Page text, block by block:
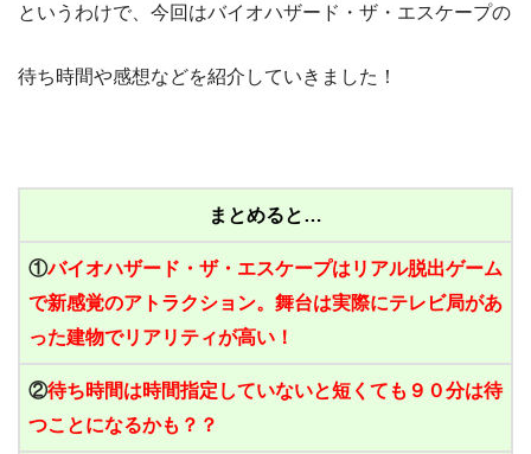
というわけで、今回はバイオハザード・ザ・エスケープの
待ち時間や感想などを紹介していきました！
まとめると…
①バイオハザード・ザ・エスケープはリアル脱出ゲーム
で新感覚のアトラクション。 舞台は実際にテレビ局があ
った建物でリアリティが高い！
②待ち時間は時間指定していないと短くても９０分は待
つことになるかも？？